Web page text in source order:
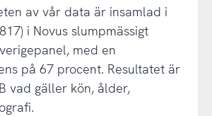
av vår data är insamlad i
i Novus slumpmässigt
med en
på 67 procent. Resultatet är
vad gäller kön, ålder,